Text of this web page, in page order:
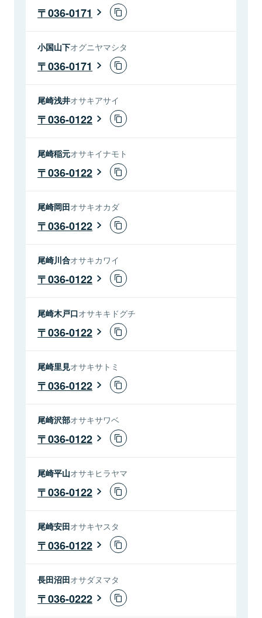
036-0171
小国山下オグニヤマシタ
036-0171
尾崎浅井オサキアサイ
036-0122
尾崎稲元オサキイナモト
036-0122
尾崎岡田オサキオカダ
036-0122
尾崎川合オサキカワイ
036-0122
尾崎木戸口オサキキドグチ
036-0122
尾崎里見オサキサトミ
036-0122
尾崎沢部オサキサワベ
036-0122
尾崎平山オサキヒラヤマ
036-0122
尾崎安田オサキヤスタ
036-0122
長田沼田オサダヌマタ
036-0222